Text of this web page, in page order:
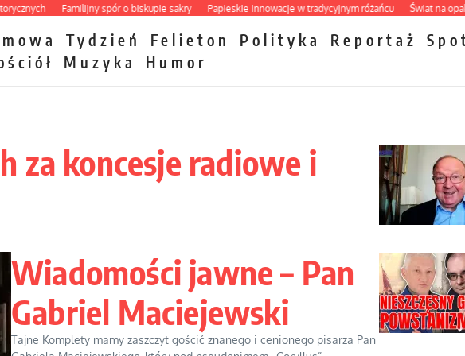
Familijny spór o biskupie sakry Papieskie innowacje w tradycyjnym różańcu Świat na opak
Tydzień Felieton Polityka Reportaż
Muzyka Humor
za koncesje radiowe i
Wiadomości jawne – Pan
Gabriel Maciejewski
Tajne Komplety mamy zaszczyt gościć znanego i cenionego pisarza Pan